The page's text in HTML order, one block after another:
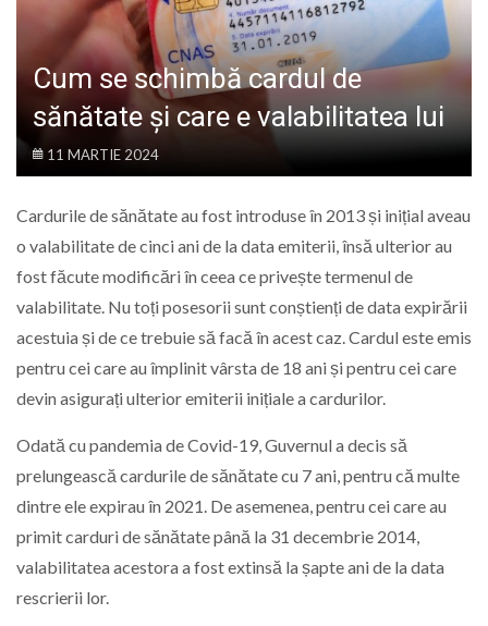
Cum se schimbă cardul de
sănătate și care e valabilitatea lui
11 MARTIE 2024
Cardurile de sănătate au fost introduse în 2013 și inițial aveau
o valabilitate de cinci ani de la data emiterii, însă ulterior au
fost făcute modificări în ceea ce privește termenul de
valabilitate. Nu toți posesorii sunt conștienți de data expirării
acestuia și de ce trebuie să facă în acest caz. Cardul este emis
pentru cei care au împlinit vârsta de 18 ani și pentru cei care
devin asigurați ulterior emiterii inițiale a cardurilor.
Odată cu pandemia de Covid-19, Guvernul a decis să
prelungească cardurile de sănătate cu 7 ani, pentru că multe
dintre ele expirau în 2021. De asemenea, pentru cei care au
primit carduri de sănătate până la 31 decembrie 2014,
valabilitatea acestora a fost extinsă la șapte ani de la data
rescrierii lor.